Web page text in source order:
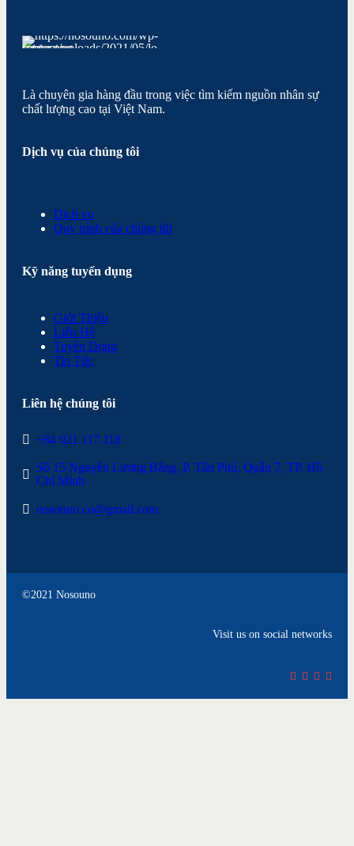
Là chuyên gia hàng đầu trong việc tìm kiếm nguồn nhân sự
chất lượng cao tại Việt Nam.
Dịch vụ của chúng tôi
Dịch vụ
Quy trình của chúng tôi
Kỹ năng tuyển dụng
Giới Thiệu
Liên Hệ
Tuyển Dụng
Tin Tức
Liên hệ chúng tôi
+84 921 117 118
Số 15 Nguyễn Lương Bằng, P. Tân Phú, Quận 7, TP. Hồ
Chí Minh
nosouno.co@gmail.com
©2021 Nosouno
Visit us on social networks